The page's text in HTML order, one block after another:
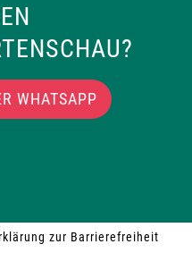
WHATSAPP
zur Barrierefreiheit